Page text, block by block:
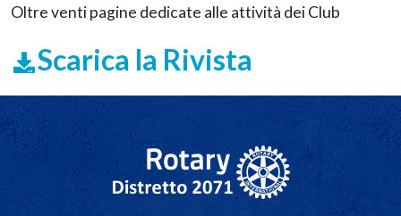
Oltre venti pagine dedicate alle attività dei Club
Scarica la Rivista
Navigazione principale